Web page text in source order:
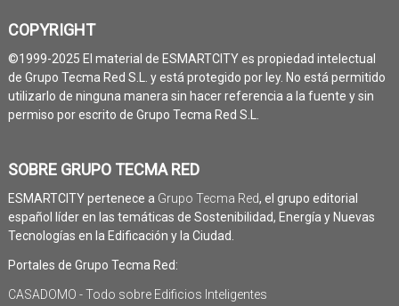
COPYRIGHT
©1999-2025 El material de ESMARTCITY es propiedad intelectual
de Grupo Tecma Red S.L. y está protegido por ley. No está permitido
utilizarlo de ninguna manera sin hacer referencia a la fuente y sin
permiso por escrito de Grupo Tecma Red S.L.
SOBRE GRUPO TECMA RED
ESMARTCITY pertenece a Grupo Tecma Red, el grupo editorial
español líder en las temáticas de Sostenibilidad, Energía y Nuevas
Tecnologías en la Edificación y la Ciudad.
Portales de Grupo Tecma Red:
CASADOMO - Todo sobre Edificios Inteligentes